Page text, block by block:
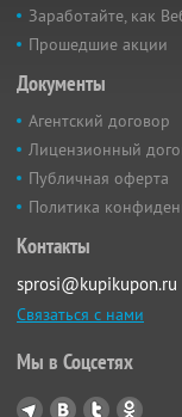
Заработайте, как
Прошедшие акции
Документы
Агентский договор
Лицензионный
Публичная оферта
Политика
Контакты
sprosi@kupikupon.ru
Связаться с нами
Мы в Соцсетях